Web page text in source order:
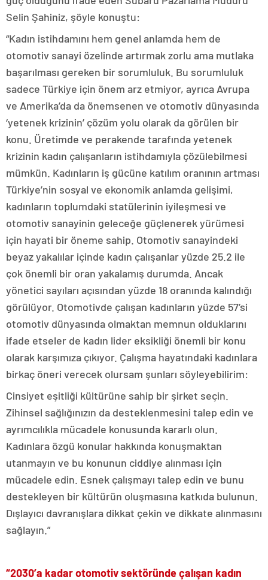
Selin Şahiniz, şöyle konuştu:
“Kadın istihdamını hem genel anlamda hem de
otomotiv sanayi özelinde artırmak zorlu ama mutlaka
başarılması gereken bir sorumluluk. Bu sorumluluk
sadece Türkiye için önem arz etmiyor, ayrıca Avrupa
ve Amerika’da da önemsenen ve otomotiv dünyasında
‘yetenek krizinin’ çözüm yolu olarak da görülen bir
konu. Üretimde ve perakende tarafında yetenek
krizinin kadın çalışanların istihdamıyla çözülebilmesi
mümkün. Kadınların iş gücüne katılım oranının artması
Türkiye’nin sosyal ve ekonomik anlamda gelişimi,
kadınların toplumdaki statülerinin iyileşmesi ve
otomotiv sanayinin geleceğe güçlenerek yürümesi
için hayati bir öneme sahip. Otomotiv sanayindeki
beyaz yakalılar içinde kadın çalışanlar yüzde 25.2 ile
çok önemli bir oran yakalamış durumda. Ancak
yönetici sayıları açısından yüzde 18 oranında kalındığı
görülüyor. Otomotivde çalışan kadınların yüzde 57’si
otomotiv dünyasında olmaktan memnun olduklarını
ifade etseler de kadın lider eksikliği önemli bir konu
olarak karşımıza çıkıyor. Çalışma hayatındaki kadınlara
birkaç öneri verecek olursam şunları söyleyebilirim:
Cinsiyet eşitliği kültürüne sahip bir şirket seçin.
Zihinsel sağlığınızın da desteklenmesini talep edin ve
ayrımcılıkla mücadele konusunda kararlı olun.
Kadınlara özgü konular hakkında konuşmaktan
utanmayın ve bu konunun ciddiye alınması için
mücadele edin. Esnek çalışmayı talep edin ve bunu
destekleyen bir kültürün oluşmasına katkıda bulunun.
Dışlayıcı davranışlara dikkat çekin ve dikkate alınmasını
sağlayın.”
“2030’a kadar otomotiv sektöründe çalışan kadın